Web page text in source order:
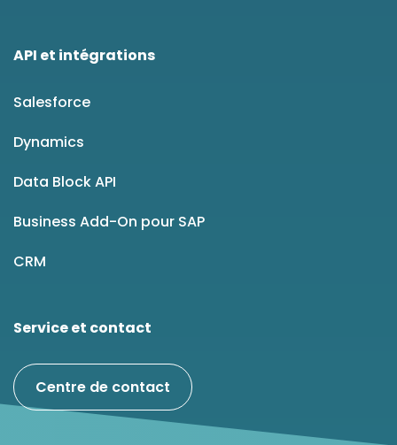
API et intégrations
Salesforce
Dynamics
Data Block API
Business Add-On pour SAP
CRM
Service et contact
Centre de contact